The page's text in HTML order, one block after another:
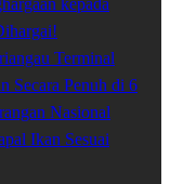
kepada
Terminal
Secara Penuh di 6
Nasional
Ikan Sesuai